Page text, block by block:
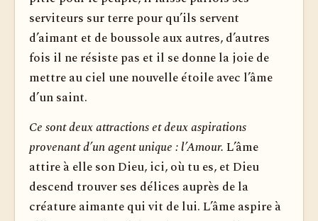
serviteurs sur terre pour qu’ils servent
d’aimant et de boussole aux autres, d’autres
fois il ne résiste pas et il se donne la joie de
mettre au ciel une nouvelle étoile avec l’âme
d’un saint.
Ce sont deux attractions et deux aspirations
provenant d’un agent unique : l’Amour.L’âme
attire à elle son Dieu, ici, où tu es, et Dieu
descend trouver ses délices auprès de la
créature aimante qui vit de lui. L’âme aspire à